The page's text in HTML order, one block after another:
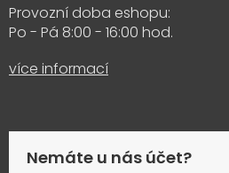
Provozní doba eshopu:
Po - Pá 8:00 - 16:00 hod.
více informací
Nemáte u nás účet?